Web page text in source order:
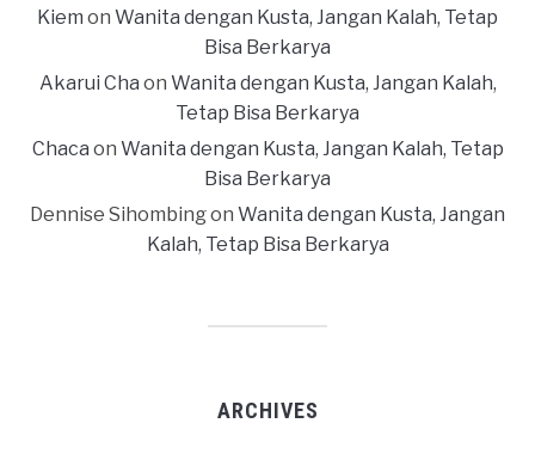
Kiem on Wanita dengan Kusta, Jangan Kalah, Tetap
Bisa Berkarya
Akarui Cha on Wanita dengan Kusta, Jangan Kalah,
Tetap Bisa Berkarya
Chaca on Wanita dengan Kusta, Jangan Kalah, Tetap
Bisa Berkarya
Dennise Sihombingon Wanita dengan Kusta, Jangan
Kalah, Tetap Bisa Berkarya
ARCHIVES